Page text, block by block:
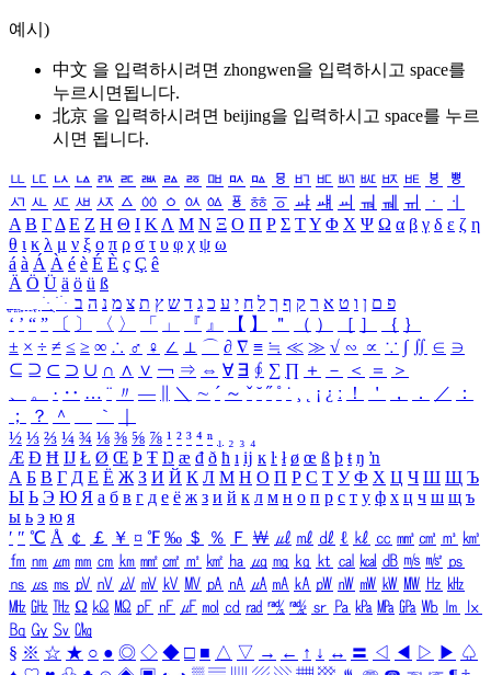
예시)
中文 을 입력하시려면 zhongwen을 입력하시고 space를
누르시면됩니다.
北京 을 입력하시려면 beijing을 입력하시고 space를 누르
시면 됩니다.
ㅥ ㅦ ㅧ ㅨ ㅩ ㅪ ㅫ ㅬ ㅭ ㅮ ㅯ ㅰ ㅱ ㅲ ㅳ ㅴ ㅵ ㅶ ㅷ ㅸ
ㅹ
ㅺ ㅻ ㅼ ㅽ ㅾ ㅿ ㆀ ㆁ ㆂ ㆃ ㆄ ㆅ ㆆ ㆇ ㆈ ㆉ ㆊ ㆋ ㆌ ㆍ
ㆎ
Α Β ΓΔ Ε Ζ Η Θ Ι ΚΛ Μ Ν Ξ Ο Π Ρ Σ ΤΥ Φ Χ Ψ Ω α β γ δ ε ζ η
θ ι κ λ μ ν ξ ο π ρ σ τ υ φ χ ψ ω
á à Á À é è É È ç Ç ê
Ä Ö Ü ä ö ü ß
ִֶֹ ֻּ ׁׂ פ ם ן ו ט א ר ק ף ך ל ח י ע כ ג ד ש ץ ת צ מ נ ה ב
‘ ’ “ ” 〔 〕 〈 〉 「 」 『 』 【 】 ＂ （ ） ［ ］ ｛ ｝
± × ÷ ≠ ≤ ≥ ∞ ∴ ♂ ♀ ∠ ⊥ ⌒ ∂ ∇ ≡ ≒ ≪ ≫ √ ∽ ∝ ∵ ∫ ∬ ∈ ∋
⊆ ⊇ ⊂ ⊃ ∪ ∩ ∧ ∨ ￢ ⇒ ⇔ ∀ ∃ ∮ ∑ ∏ ＋ － ＜ ＝
＞
、
。 · ‥ … ¨ 〃 ― ＼ ∼ ´ ～ ˇ ˘ ˝ ˚ ˙ ¸ ¡ ¿ ː ！ ＇ ， ． ／
：
；
？ ＾ ｀
½ ⅓ ⅔ ¼ ¾ ⅛ ⅜ ⅝ ⅞ ¹ ² ³ ⁴ ⁿ ₁ ₂ ₃ ₄
Æ Ð Ħ Ĳ Ł Ø Œ Þ Ŧ Ŋ æ đ ð ħ ı ĳ ĸ ŀ ł ø œ ß þ ŧ ŋ ŉ
А Б В Г Д Е Ё Ж З И Й К Л М Н О П Р С Т У Ф Х Ц Ч Ш Щ Ъ
Ы Ь Э Ю Я а б в г д е ё ж з и й к л м н о п р с т у ф х ц ч ш щ ъ
ы ь э ю я
′ ″ ℃ Å ￠ ￡ ￥ ¤ ℉ ‰ ＄ ％ Ｆ ￦ ㎕ ㎖ ㎗ ℓ ㎘ ㏄ ㎣ ㎤ ㎥ ㎦
㎙ ㎚ ㎛ ㎜ ㎝ ㎞ ㎟ ㎠ ㎡ ㎢ ㏊ ㎍ ㎎ ㎏ ㏏ ㎈ ㎉ ㏈ ㎧ ㎨ ㎰
㎱ ㎲ ㎳ ㎴ ㎵ ㎶ ㎷ ㎸ ㎹ ㎀ ㎁ ㎂ ㎃ ㎄ ㎺ ㎻ ㎽ ㎾ ㎿ ㎐ ㎑
㎒ ㎓ ㎔ Ω ㏀ ㏁ ㎊ ㎋ ㎌ ㏖ ㏅ ㎭ ㎮ ㎯ ㏛ ㎩ ㎪ ㎫ ㎬ ㏝ ㏐
㏓
㏃ ㏉ ㏜ ㏆
§ ※ ☆ ★ ○ ● ◎ ◇ ◆ □ ■ △ ▽ → ← ↑ ↓ ↔ 〓 ◁ ◀ ▷ ▶ ♤